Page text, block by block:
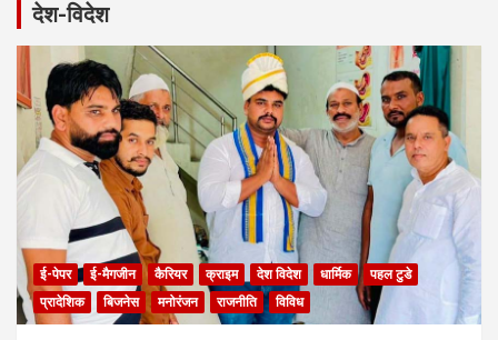
देश-विदेश
ई-पेपर ई-मैगजीन कैरियर क्राइम देश विदेश धार्मिक
पहल टुडे
प्रादेशिक
बिजनेस मनोरंजन राजनीति विविध